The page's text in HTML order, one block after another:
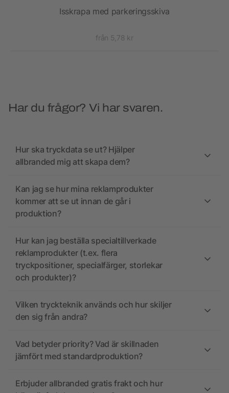
Isskrapa med parkeringsskiva
från 5,78 kr
Har du frågor? Vi har svaren.
Hur ska tryckdata se ut? Hjälper
allbranded mig att skapa dem?
Kan jag se hur mina reklamprodukter
kommer att se ut innan de går i
produktion?
Hur kan jag beställa specialtillverkade
reklamprodukter (t.ex. flera
tryckpositioner, specialfärger, storlekar
och produkter)?
Vilken tryckteknik används och hur skiljer
den sig från andra?
Vad betyder priority? Vad är skillnaden
jämfört med standardproduktion?
Erbjuder allbranded gratis frakt och hur